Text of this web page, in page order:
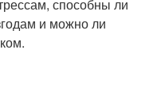
способны ли
и можно ли